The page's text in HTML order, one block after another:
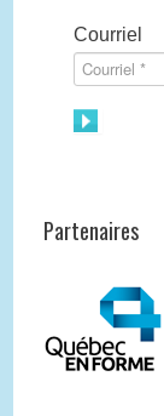
Courriel
Partenaires